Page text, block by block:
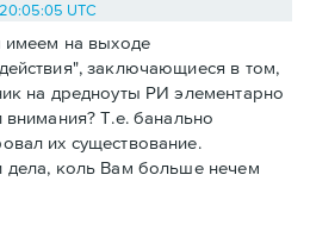
UTC
имеем на выходе
заключающиеся в том,
на дредноуты РИ элементарно
внимания? Т.е. банально
их существование.
дела, коль Вам больше нечем